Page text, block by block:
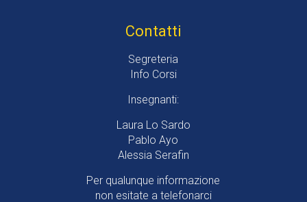
Contatti
Segreteria
Info Corsi
Insegnanti:
Laura Lo Sardo
Pablo Ayo
Alessia Serafin
Per qualunque informazione
non esitate a telefonarci